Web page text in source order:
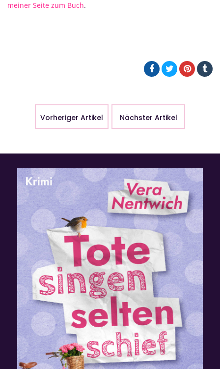
meiner Seite zum Buch.
Vorheriger Artikel Nächster Artikel